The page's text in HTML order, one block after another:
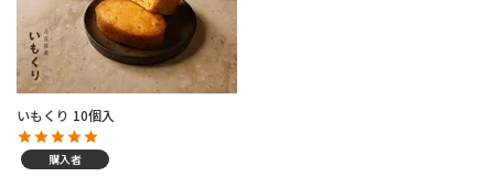
いもくり 10個入
購入者